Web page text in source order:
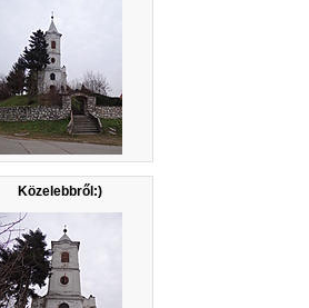
Közelebbről:)